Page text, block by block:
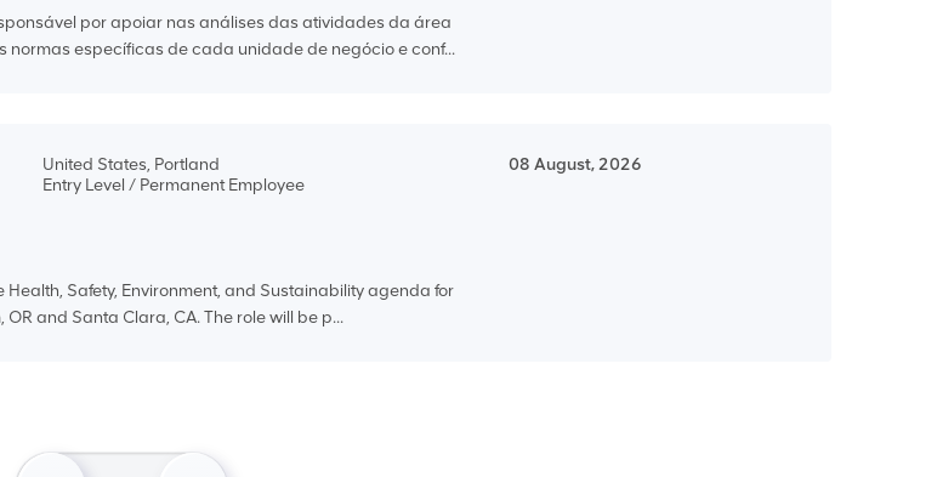
por apoiar nas análises das atividades da área
específicas de cada unidade de negócio e conf...
United States, Portland
Entry Level / Permanent Employee
08 August, 2026
Safety, Environment, and Sustainability agenda for
and Santa Clara, CA. The role will be p...